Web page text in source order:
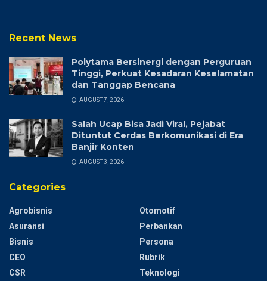
Recent News
Polytama Bersinergi dengan Perguruan
Tinggi, Perkuat Kesadaran Keselamatan
dan Tanggap Bencana
AUGUST 7, 2026
Salah Ucap Bisa Jadi Viral, Pejabat
Dituntut Cerdas Berkomunikasi di Era
Banjir Konten
AUGUST 3, 2026
Categories
Agrobisnis
Asuransi
Bisnis
CEO
CSR
Otomotif
Perbankan
Persona
Rubrik
Teknologi